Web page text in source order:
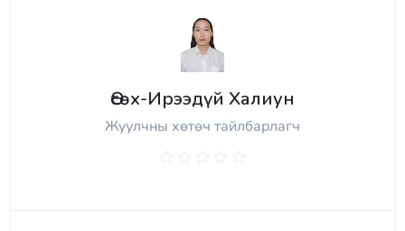
Өсөх-Ирээдүй Халиун
Жуулчны хөтөч тайлбарлагч